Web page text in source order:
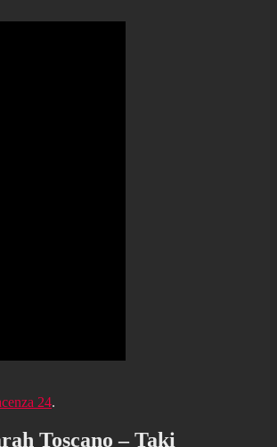
24.
Toscano – Taki